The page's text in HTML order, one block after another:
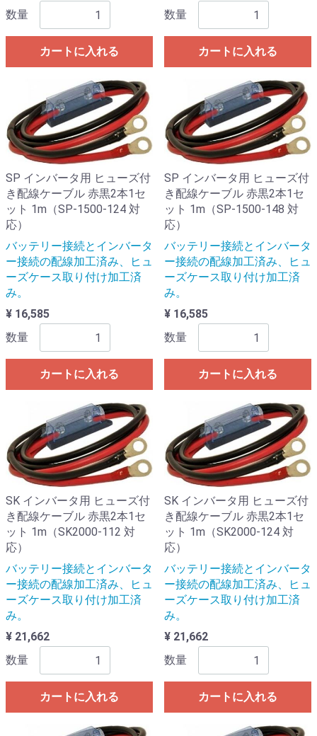
数量
カートに入れる
数量
カートに入れる
SP インバータ用 ヒューズ付
き配線ケーブル 赤黒2本1セ
ット 1m（SP-1500-124 対
応）
バッテリー接続とインバータ
ー接続の配線加工済み、ヒュ
ーズケース取り付け加工済
み。
¥ 16,585
数量
カートに入れる
SP インバータ用 ヒューズ付
き配線ケーブル 赤黒2本1セ
ット 1m（SP-1500-148 対
応）
バッテリー接続とインバータ
ー接続の配線加工済み、ヒュ
ーズケース取り付け加工済
み。
¥ 16,585
数量
カートに入れる
SK インバータ用 ヒューズ付
き配線ケーブル 赤黒2本1セ
ット 1m（SK2000-112 対
応）
バッテリー接続とインバータ
ー接続の配線加工済み、ヒュ
ーズケース取り付け加工済
み。
¥ 21,662
数量
カートに入れる
SK インバータ用 ヒューズ付
き配線ケーブル 赤黒2本1セ
ット 1m（SK2000-124 対
応）
バッテリー接続とインバータ
ー接続の配線加工済み、ヒュ
ーズケース取り付け加工済
み。
¥ 21,662
数量
カートに入れる